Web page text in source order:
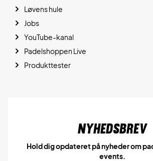
Løvens hule
Jobs
YouTube-kanal
Padelshoppen Live
Produkttester
Nyhedsbrev
Hold dig opdateret på nyheder om
events.